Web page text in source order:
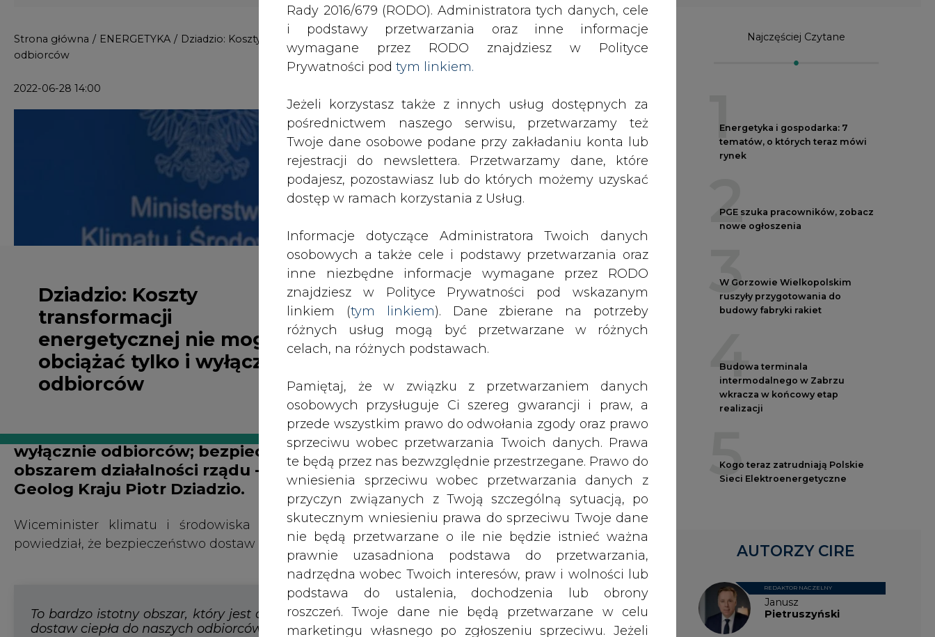
Rady 2016/679 (RODO). Administratora tych danych, cele
i podstawy przetwarzania oraz inne informacje
wymagane przez RODO znajdziesz w Polityce
Prywatności pod tym linkiem.
Jeżeli korzystasz także z innych usług dostępnych za
pośrednictwem naszego serwisu, przetwarzamy też
Twoje dane osobowe podane przy zakładaniu konta lub
rejestracji do newslettera. Przetwarzamy dane, które
podajesz, pozostawiasz lub do których możemy uzyskać
dostęp w ramach korzystania z Usług.
Informacje dotyczące Administratora Twoich danych
osobowych a także cele i podstawy przetwarzania oraz
inne niezbędne informacje wymagane przez RODO
znajdziesz w Polityce Prywatności pod wskazanym
linkiem (tym linkiem). Dane zbierane na potrzeby
różnych usług mogą być przetwarzane w różnych
celach, na różnych podstawach.
Pamiętaj, że w związku z przetwarzaniem danych
osobowych przysługuje Ci szereg gwarancji i praw, a
przede wszystkim prawo do odwołania zgody oraz prawo
sprzeciwu wobec przetwarzania Twoich danych. Prawa
te będą przez nas bezwzględnie przestrzegane. Prawo do
wniesienia sprzeciwu wobec przetwarzania danych z
przyczyn związanych z Twoją szczególną sytuacją, po
skutecznym wniesieniu prawa do sprzeciwu Twoje dane
nie będą przetwarzane o ile nie będzie istnieć ważna
prawnie uzasadniona podstawa do przetwarzania,
nadrzędna wobec Twoich interesów, praw i wolności lub
podstawa do ustalenia, dochodzenia lub obrony
roszczeń. Twoje dane nie będą przetwarzane w celu
marketingu własnego po zgłoszeniu sprzeciwu. Jeżeli
Dziadzio: Koszty
transformacji
energetycznej nie mogą
obciążać tylko i wyłącznie
Koszty transformacji energetycznej nie mogą bezpośrednio obciążać tylko i
wyłącznie odbiorców; bezpieczeństwo dostaw ciepła jest kluczowym
obszarem działalności rządu - powiedział we wtorek wiceszef MKiŚ, Główny
Geolog Kraju Piotr Dziadzio.
Wiceminister klimatu i środowiska podczas III Kongresu Kogeneracji w Kazimierzu Dolnym
powiedział, że bezpieczeństwo dostaw ciepła jest kluczowym obszarem działalności rządu.
To bardzo istotny obszar, który jest objęty dużą troską rządu w zakresie bezpiecznych i stałych
dostaw ciepła do naszych odbiorców
- stwierdził Dziadzio.
Wyjaśnił, że rząd prowadzi politykę związaną z transformacją klimatyczną i energetyczną, ale
priorytetem jest zadbanie o tanie ciepło i stabilne jego dostawy po akceptowalnej cenie.
Nawiązując do wojny w Ukrainie i niestabilnych cen surowców energetycznych, Piotr Dziadzio
przypomniał, że Polska jest częścią globalnego systemu handlu surowcami i nie może sama ustalać
ich cen, dlatego jedynym rozsądnym w tej chwili działaniem jest wykorzystanie źródeł własnych.
4
realizacji
5
Sieci Elektroenergetyczne
Adrian
Kędzierski
Wiśniewski
Kacper
Galewski